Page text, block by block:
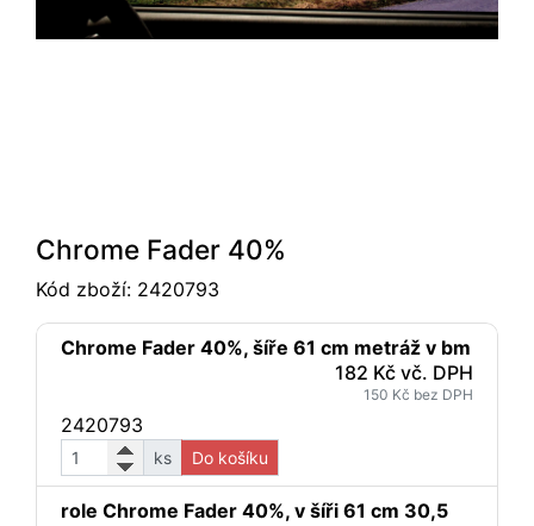
Chrome Fader 40%
Kód zboží: 2420793
Chrome Fader 40%, šíře 61 cm metráž v bm
182 Kč vč. DPH
150 Kč bez DPH
2420793
ks Do košíku
role Chrome Fader 40%, v šíři 61 cm 30,5